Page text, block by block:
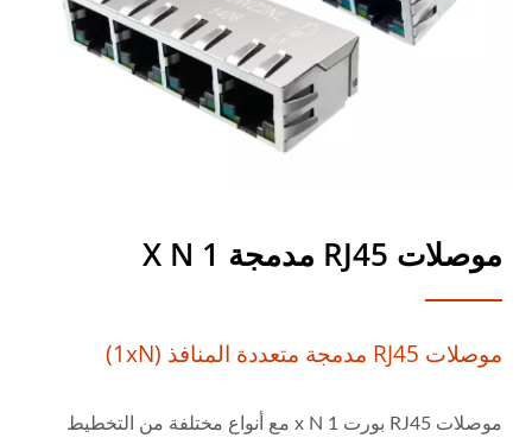
موصلات RJ45 مدمجة 1 X N
موصلات RJ45 مدمجة متعددة المنافذ (1xN)
موصلات RJ45 بورت 1 x N مع أنواع مختلفة من التخطيط